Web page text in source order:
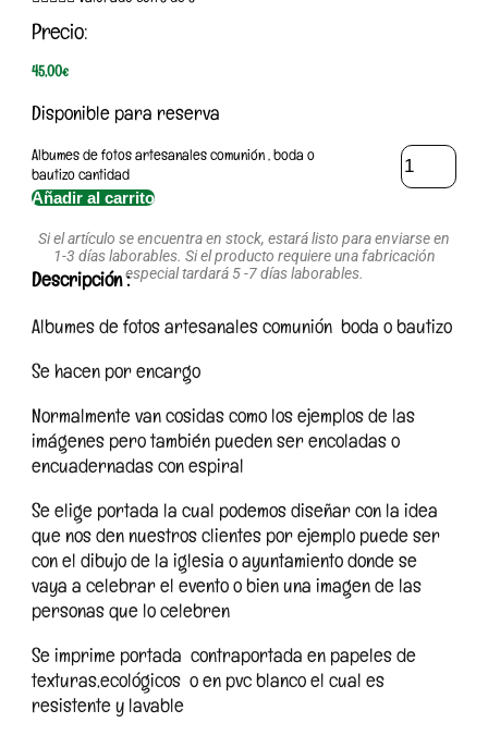
Precio:
45,00€
Disponible para reserva
Albumes de fotos artesanales comunión , boda o
bautizo cantidad
Añadir al carrito
Si el artículo se encuentra en stock, estará listo para enviarse en
1-3 días laborables. Si el producto requiere una fabricación
especial tardará 5 -7 días laborables.
Descripción :
Albumes de fotos artesanales comunión boda o bautizo
Se hacen por encargo
Normalmente van cosidas como los ejemplos de las
imágenes pero también pueden ser encoladas o
encuadernadas con espiral
Se elige portada la cual podemos diseñar con la idea
que nos den nuestros clientes por ejemplo puede ser
con el dibujo de la iglesia o ayuntamiento donde se
vaya a celebrar el evento o bien una imagen de las
personas que lo celebren
Se imprime portada contraportada en papeles de
texturas,ecológicos o en pvc blanco el cual es
resistente y lavable